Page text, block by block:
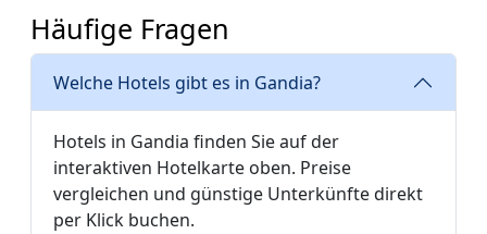
Häufige Fragen
Welche Hotels gibt es in Gandia?
Hotels in Gandia finden Sie auf der
interaktiven Hotelkarte oben. Preise
vergleichen und günstige Unterkünfte direkt
per Klick buchen.